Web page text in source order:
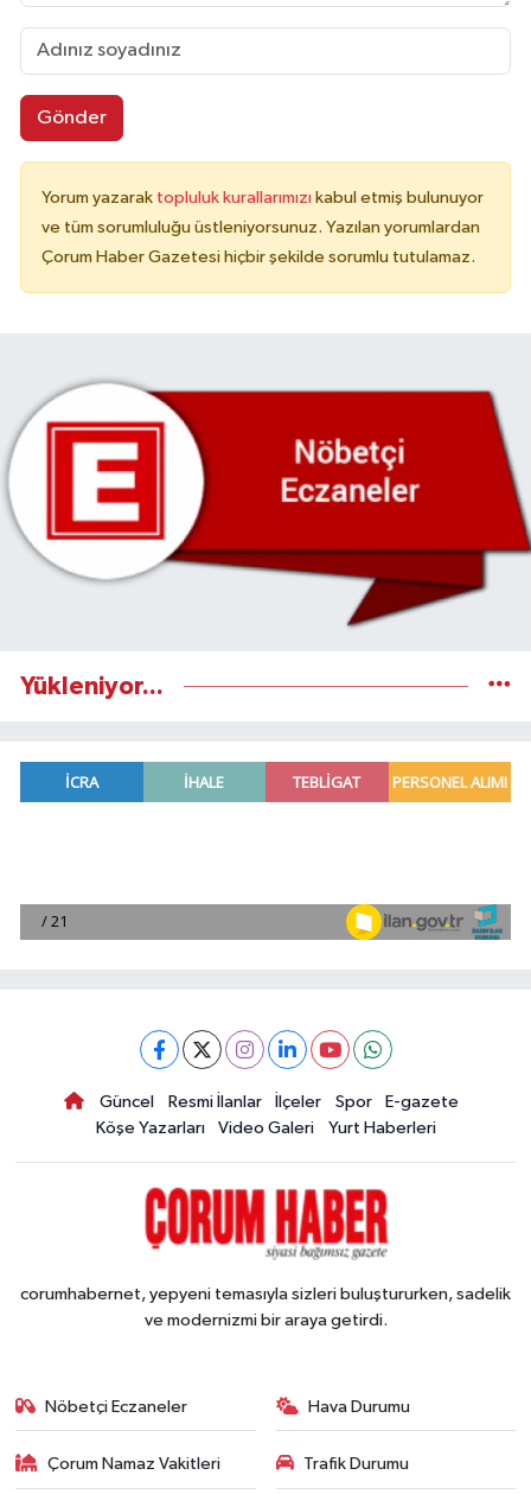
Gönder
Yorum yazarak topluluk kurallarımızı kabul etmiş bulunuyor
ve tüm sorumluluğu üstleniyorsunuz. Yazılan yorumlardan
Çorum Haber Gazetesi hiçbir şekilde sorumlu tutulamaz.
Yükleniyor...
Güncel Resmi İlanlar İlçeler Spor
E-gazete
Köşe Yazarları
Video Galeri Yurt Haberleri
corumhabernet, yepyeni temasıyla sizleri buluştururken, sadelik
ve modernizmi bir araya getirdi.
Nöbetçi Eczaneler Hava Durumu
Çorum Namaz Vakitleri Trafik Durumu